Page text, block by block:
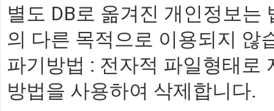
별도 DB로 옮겨진 개인정보
의 다른 목적으로 이용되지 않
파기방법 : 전자적 파일형태로
방법을 사용하여 삭제합니다.